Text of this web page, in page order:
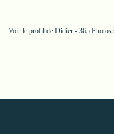
Voir le profil de Didier - 365 Photos